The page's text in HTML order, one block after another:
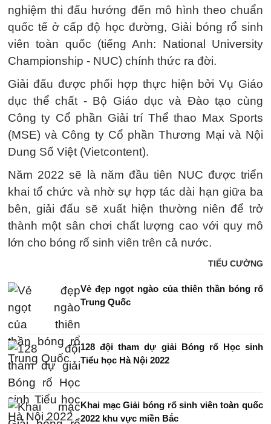
nghiệm thi đấu hướng đến mô hình theo chuẩn
quốc tế ở cấp độ học đường, Giải bóng rổ sinh
viên toàn quốc (tiếng Anh: National University
Championship - NUC) chính thức ra đời.
Giải đấu được phối hợp thực hiện bởi Vụ Giáo
dục thể chất - Bộ Giáo dục và Đào tạo cùng
Công ty Cổ phần Giải trí Thể thao Max Sports
(MSE) và Công ty Cổ phần Thương Mại và Nội
Dung Số Việt (Vietcontent).
Năm 2022 sẽ là năm đầu tiên NUC được triển
khai tổ chức và nhờ sự hợp tác dài hạn giữa ba
bên, giải đấu sẽ xuất hiện thường niên để trở
thành một sân chơi chất lượng cao với quy mô
lớn cho bóng rổ sinh viên trên cả nước.
TIỂU CƯỜNG
Vẻ đẹp ngọt ngào của thiên thần bóng rổ
Trung Quốc
128 đội tham dự giải Bóng rổ Học sinh
Tiểu học Hà Nội 2022
Khai mạc Giải bóng rổ sinh viên toàn quốc
2022 khu vực miền Bắc